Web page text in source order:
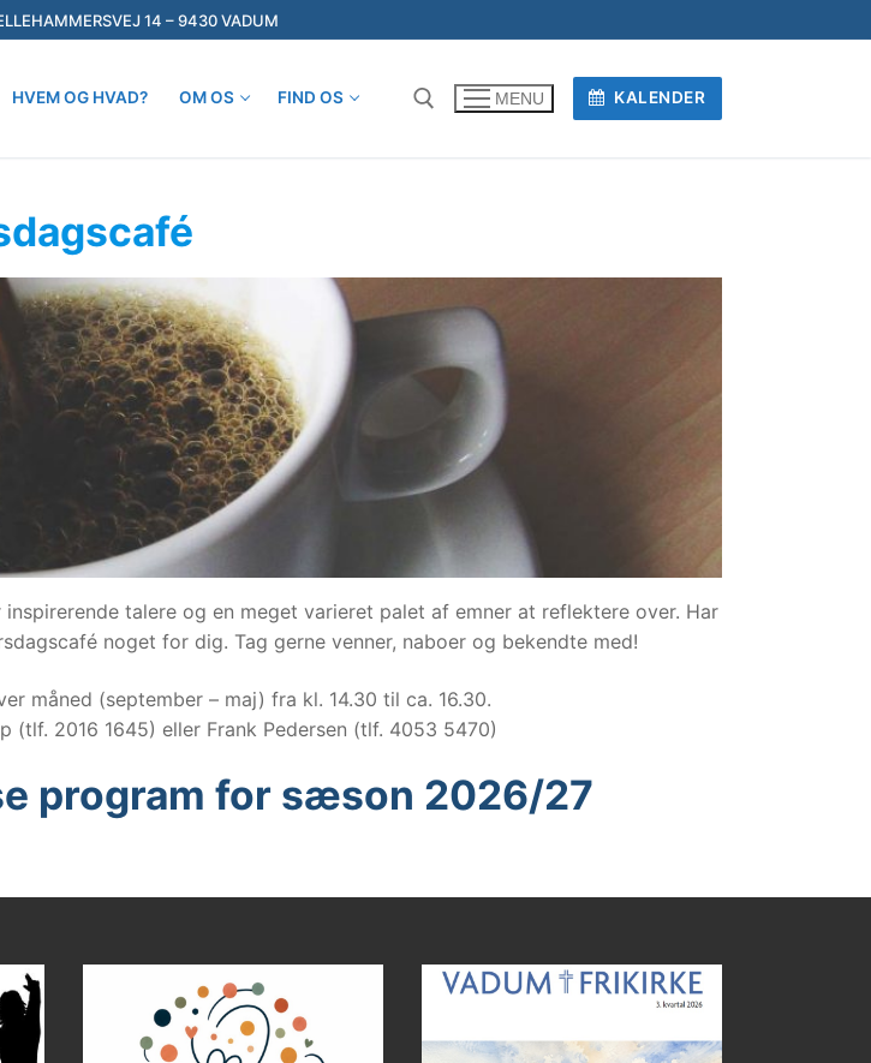
14 – 9430 VADUM
HVEM OG HVAD? OM OS FIND OS MENU KALENDER
talere og en meget varieret palet af emner at reflektere over. Har
noget for dig. Tag gerne venner, naboer og bekendte med!
måned (september – maj) fra kl. 14.30 til ca. 16.30.
(tlf. 2016 1645) eller Frank Pedersen (tlf. 4053 5470)
program for sæson 2026/27